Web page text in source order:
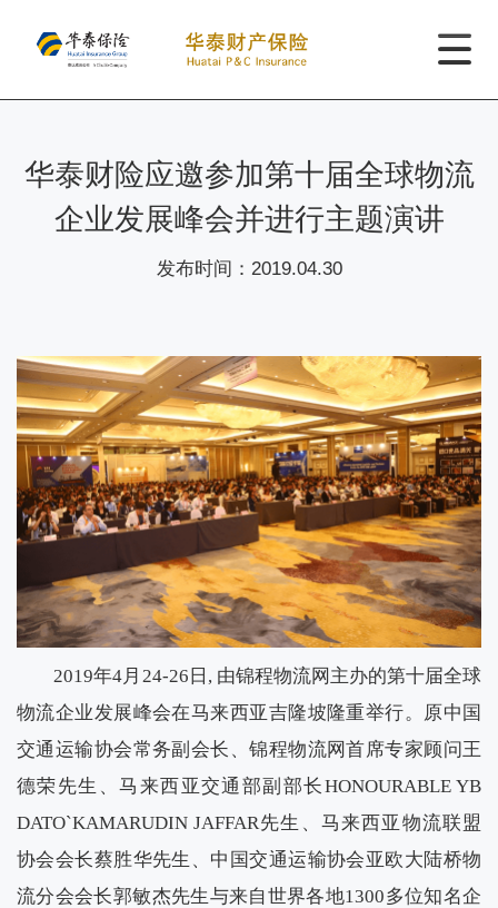
华泰财险应邀参加第十届全球物流
企业发展峰会并进行主题演讲
发布时间： 2019.04.30
2019年4月 24-26 日 , 由锦程物流网主办的第十届全球
物流企业发展峰会在马来西亚吉隆坡隆重举行。原中国
交通运输协会常务副会长、锦程物流网首席专家顾问王
德荣先生、马来西亚交通部副部长HONOURABLE YB
DATO`KAMARUDIN JAFFAR先生、马来西亚物流联盟
协会会长蔡胜华先生、中国交通运输协会亚欧大陆桥物
流分会会长郭敏杰先生与来自世界各地1300多位知名企